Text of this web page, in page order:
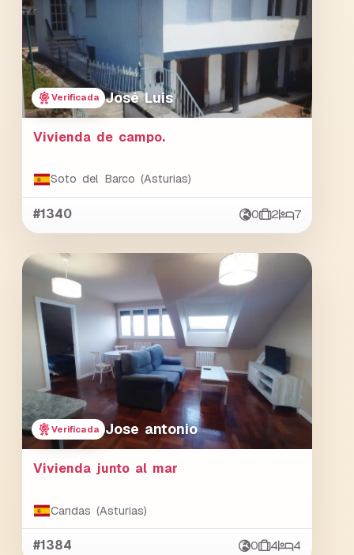
Verificada José Luis
Vivienda de campo.
Soto del Barco (Asturias)
#1340 0 2 7
Verificada Jose antonio
Vivienda junto al mar
Candas (Asturias)
#1384 0 4 4